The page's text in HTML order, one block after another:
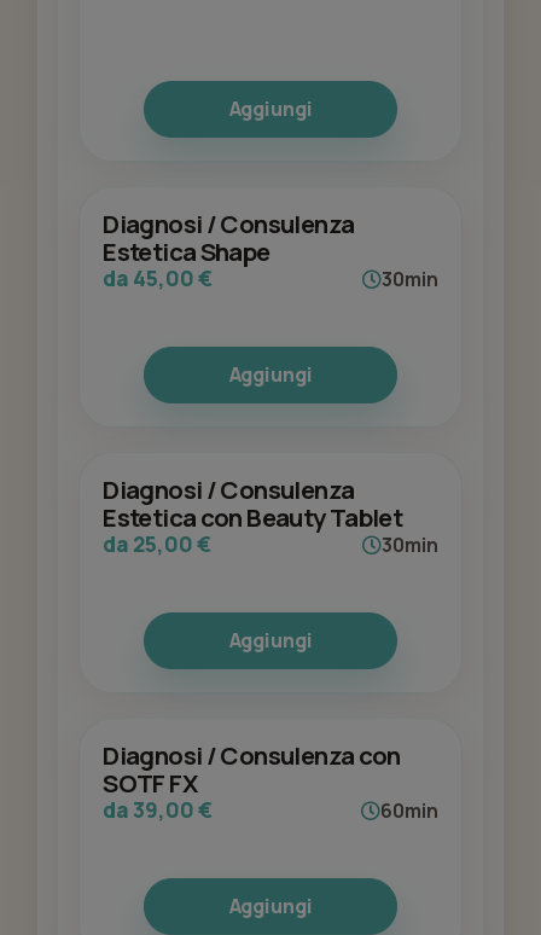
Aggiungi
Diagnosi / Consulenza
Estetica Shape
da 45,00 € 30min
Aggiungi
Diagnosi / Consulenza
Estetica con Beauty Tablet
da 25,00 € 30min
Aggiungi
Diagnosi / Consulenza con
SOTF FX
da 39,00 € 60min
Aggiungi